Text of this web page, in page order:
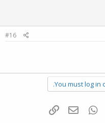
#16
You must log in
Tumblr
WhatsAppדואר אלקטרוני